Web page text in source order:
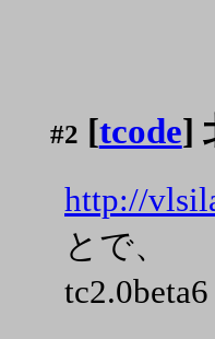
#2 [tcode]
http://
とで、